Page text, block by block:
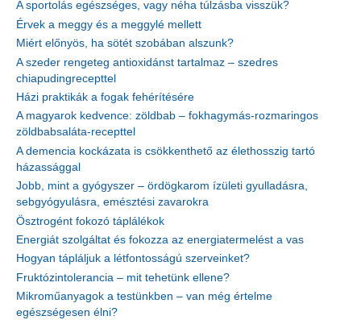
A sportolás egészséges, vagy néha túlzásba visszük?
Érvek a meggy és a meggylé mellett
Miért előnyös, ha sötét szobában alszunk?
A szeder rengeteg antioxidánst tartalmaz – szedres
chiapudingrecepttel
Házi praktikák a fogak fehérítésére
A magyarok kedvence: zöldbab – fokhagymás-rozmaringos
zöldbabsaláta-recepttel
A demencia kockázata is csökkenthető az élethosszig tartó
házassággal
Jobb, mint a gyógyszer – ördögkarom ízületi gyulladásra,
sebgyógyulásra, emésztési zavarokra
Ösztrogént fokozó táplálékok
Energiát szolgáltat és fokozza az energiatermelést a vas
Hogyan tápláljuk a létfontosságú szerveinket?
Fruktózintolerancia – mit tehetünk ellene?
Mikroműanyagok a testünkben – van még értelme
egészségesen élni?